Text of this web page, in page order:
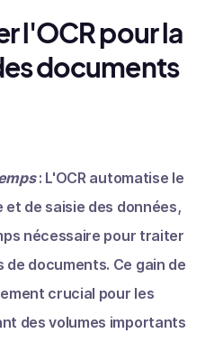
l'OCR pour la
documents
: L'OCR automatise le
de saisie des données,
nécessaire pour traiter
documents. Ce gain de
crucial pour les
des volumes importants